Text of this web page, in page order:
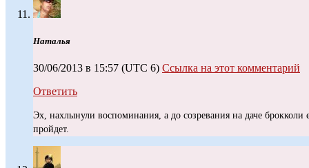
Наталья
30/06/2013 в 15:57 (UTC 6) Ссылка на этот комментарий
Ответить
Эх, нахлынули воспоминания, а до созревания на даче
пройдет.